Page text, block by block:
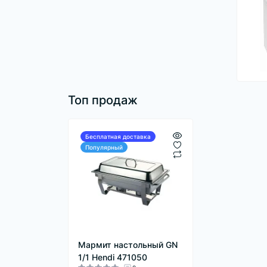
Топ продаж
Бесплатная доставка
Популярный
Мармит настольный GN
1/1 Hendi 471050